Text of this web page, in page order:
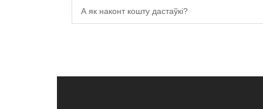
А як наконт кошту дастаўкі?